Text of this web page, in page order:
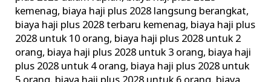
kemenag, biaya haji plus 2028 langsung berangkat,
biaya haji plus 2028 terbaru kemenag, biaya haji plus
2028 untuk 10 orang, biaya haji plus 2028 untuk 2
orang, biaya haji plus 2028 untuk 3 orang, biaya haji
plus 2028 untuk 4 orang, biaya haji plus 2028 untuk